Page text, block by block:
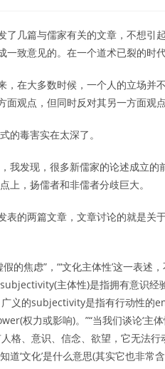
了几篇与儒家有关的文章，不想引
一致意见的。在一个道术已裂的时
在大多数时候，一个人的立场并
面观点，但同时反对其另一方面观
毒害实在太深了。
发现，很多新儒家的论述成立的
上，扬儒者和非儒者分歧巨大。
表的两篇文章，文章讨论的就是关
假的焦虑” ， “‘文化主体性’这一表述
subjectivity(主体性)是指拥有意识经
义的subjectivity是指有行动性的
权力或影响)。 ”“当我们谈论‘主
格、意识、信念、欲望，它无法
道‘文化’是什么意思(其实它也非常